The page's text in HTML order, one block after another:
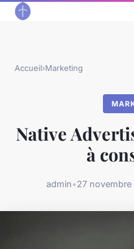
Accueil›Marketing
Native
à
admin•27